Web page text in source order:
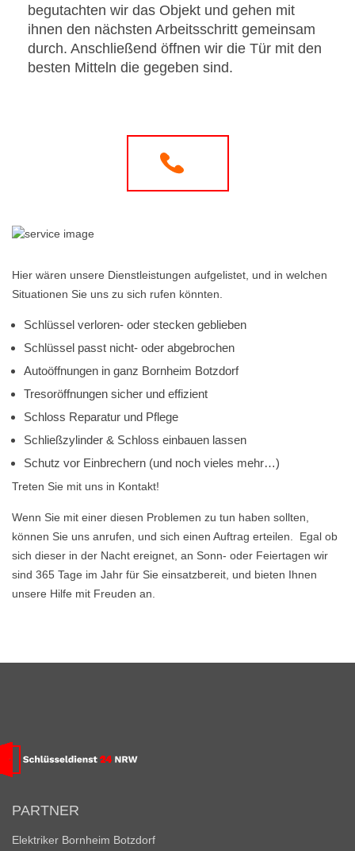
begutachten wir das Objekt und gehen mit
ihnen den nächsten Arbeitsschritt gemeinsam
durch. Anschließend öffnen wir die Tür mit den
besten Mitteln die gegeben sind.
Hier wären unsere Dienstleistungen aufgelistet, und in welchen
Situationen Sie uns zu sich rufen könnten.
Schlüssel verloren- oder stecken geblieben
Schlüssel passt nicht- oder abgebrochen
Autoöffnungen in ganz Bornheim Botzdorf
Tresoröffnungen sicher und effizient
Schloss Reparatur und Pflege
Schließzylinder & Schloss einbauen lassen
Schutz vor Einbrechern (und noch vieles mehr…)
Treten Sie mit uns in Kontakt!
Wenn Sie mit einer diesen Problemen zu tun haben sollten,
können Sie uns anrufen, und sich einen Auftrag erteilen. Egal ob
sich dieser in der Nacht ereignet, an Sonn- oder Feiertagen wir
sind 365 Tage im Jahr für Sie einsatzbereit, und bieten Ihnen
unsere Hilfe mit Freuden an.
PARTNER
Elektriker Bornheim Botzdorf